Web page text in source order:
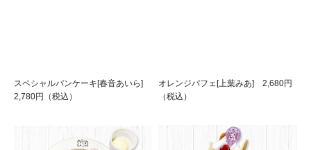
スペシャルパンケーキ[春音あいら]
2,780円（税込）
オレンジパフェ[上葉みあ] 2,680円
（税込）